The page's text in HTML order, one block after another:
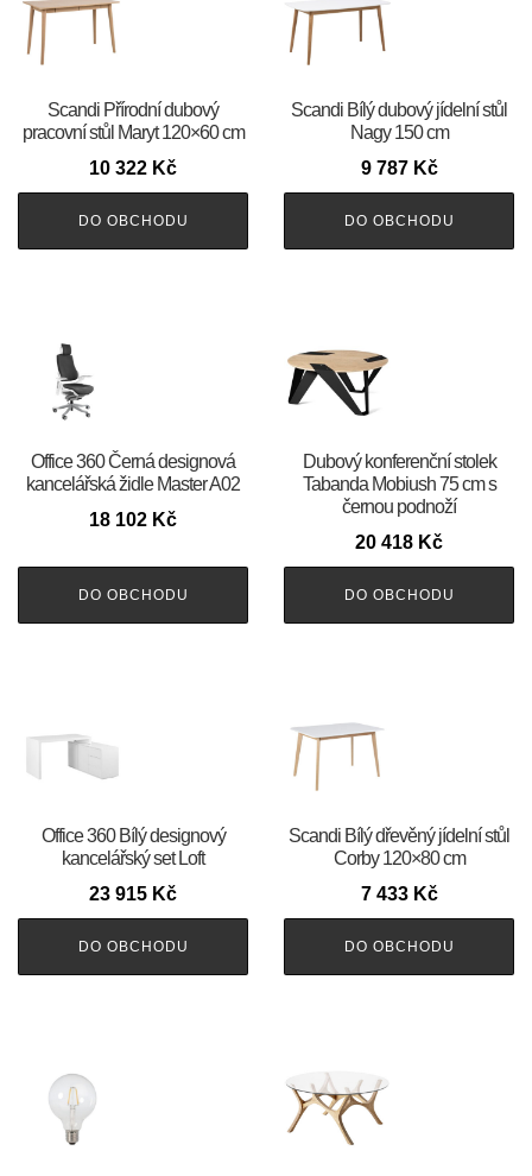
Scandi Přírodní dubový
pracovní stůl Maryt 120×60 cm
10 322 Kč
DO OBCHODU
Scandi Bílý dubový jídelní stůl
Nagy 150 cm
9 787 Kč
DO OBCHODU
Office 360 Černá designová
kancelářská židle Master A02
18 102 Kč
DO OBCHODU
Dubový konferenční stolek
Tabanda Mobiush 75 cm s
černou podnoží
20 418 Kč
DO OBCHODU
Office 360 Bílý designový
kancelářský set Loft
23 915 Kč
DO OBCHODU
Scandi Bílý dřevěný jídelní stůl
Corby 120×80 cm
7 433 Kč
DO OBCHODU